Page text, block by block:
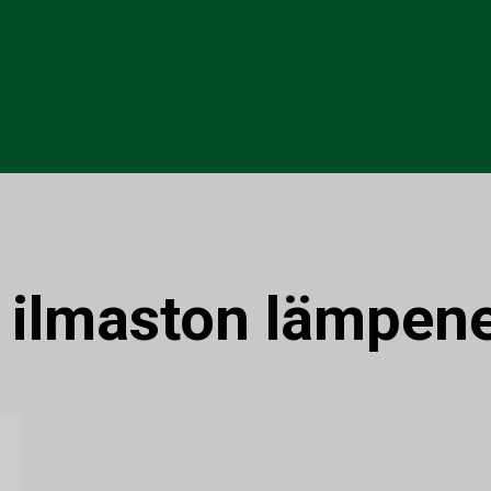
ilmaston